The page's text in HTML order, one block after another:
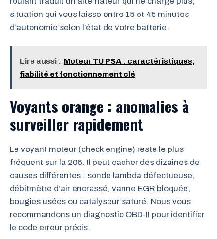
situation qui vous laisse entre 15 et 45 minutes
d’autonomie selon l’état de votre batterie.
Lire aussi : Moteur TU PSA : caractéristiques,
fiabilité et fonctionnement clé
Voyants orange : anomalies à
surveiller rapidement
Le voyant moteur (check engine) reste le plus
fréquent sur la 206. Il peut cacher des dizaines de
causes différentes : sonde lambda défectueuse,
débitmètre d’air encrassé, vanne EGR bloquée,
bougies usées ou catalyseur saturé. Nous vous
recommandons un diagnostic OBD-II pour identifier
le code erreur précis.